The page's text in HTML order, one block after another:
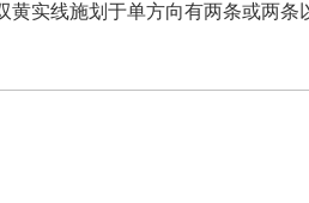
黄实线施划于单方向有两条或两